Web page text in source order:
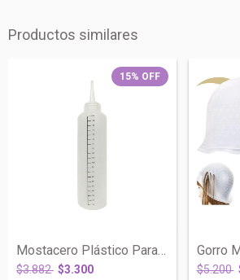
Productos similares
15% OFF
$3.882 $3.300 $5.200